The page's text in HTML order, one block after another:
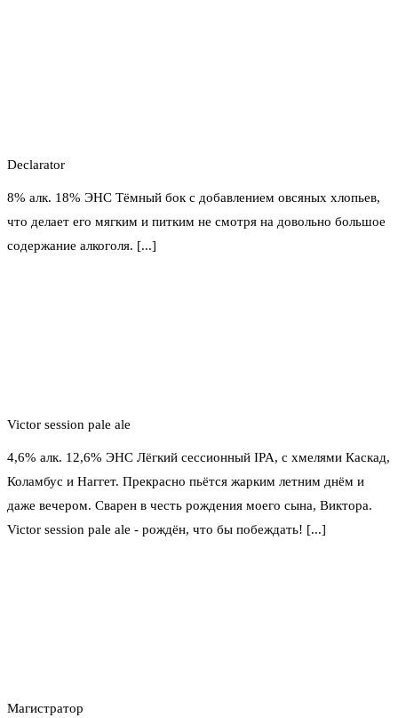
Declarator
8% алк. 18% ЭНС Тёмный бок с добавлением овсяных хлопьев,
что делает его мягким и питким не смотря на довольно большое
содержание алкоголя. [...]
Victor session pale ale
4,6% алк. 12,6% ЭНС Лёгкий сессионный IPA, с хмелями Каскад,
Коламбус и Наггет. Прекрасно пьётся жарким летним днём и
даже вечером. Сварен в честь рождения моего сына, Виктора.
Victor session pale ale - рождён, что бы побеждать! [...]
Магистратор